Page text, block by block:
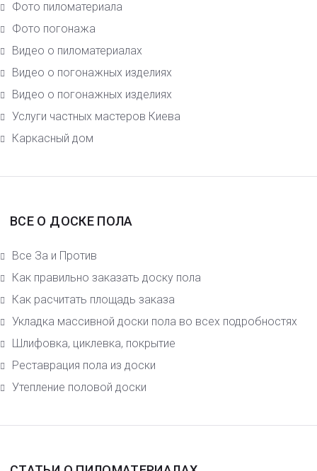
Фото пиломатериала
Фото погонажа
Видео о пиломатериалах
Видео о погонажных изделиях
Видео о погонажных изделиях
Услуги частных мастеров Киева
Каркасный дом
ВСЕ О ДОСКЕ ПОЛА
Все За и Против
Как правильно заказать доску пола
Как расчитать площадь заказа
Укладка массивной доски пола во всех подробностях
Шлифовка, циклевка, покрытие
Реставрация пола из доски
Утепление половой доски